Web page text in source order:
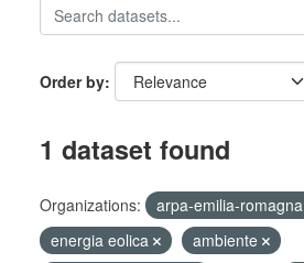
Order by
1 dataset found
Organizations: arpa-emilia-romagna
energia eolica
ambiente